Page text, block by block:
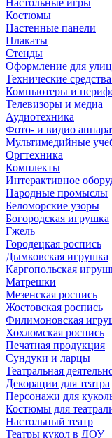
Настольные игры
Костюмы
Настенные панели
Плакаты
Стенды
Оформление для
Технические
Компьютеры и
Телевизоры и медиа
Аудиотехника
Фото- и видио
Мультимедийные
Оргтехника
Комплекты
Интерактивное
Народные промыслы
Беломорские узоры
Богородская игрушка
Гжель
Городецкая роспись
Дымковская игрушка
Каргопольская
Матрешки
Мезенская роспись
Жостовская роспись
Филимоновская
Хохломская роспись
Печатная продукция
Сундуки и ларцы
Театральная
Декорации для театра
Персонажи для
Костюмы для
Настольный театр
Театры кукол в ДОУ